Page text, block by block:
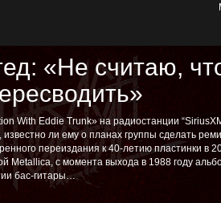
«Не считаю,
With Eddie Trunk» на радиостанции
ли ему о планах группы сделать
переиздания к 40-летию пластинки в
Metallica, с момента выхода в 1988 году
бас-гитары…